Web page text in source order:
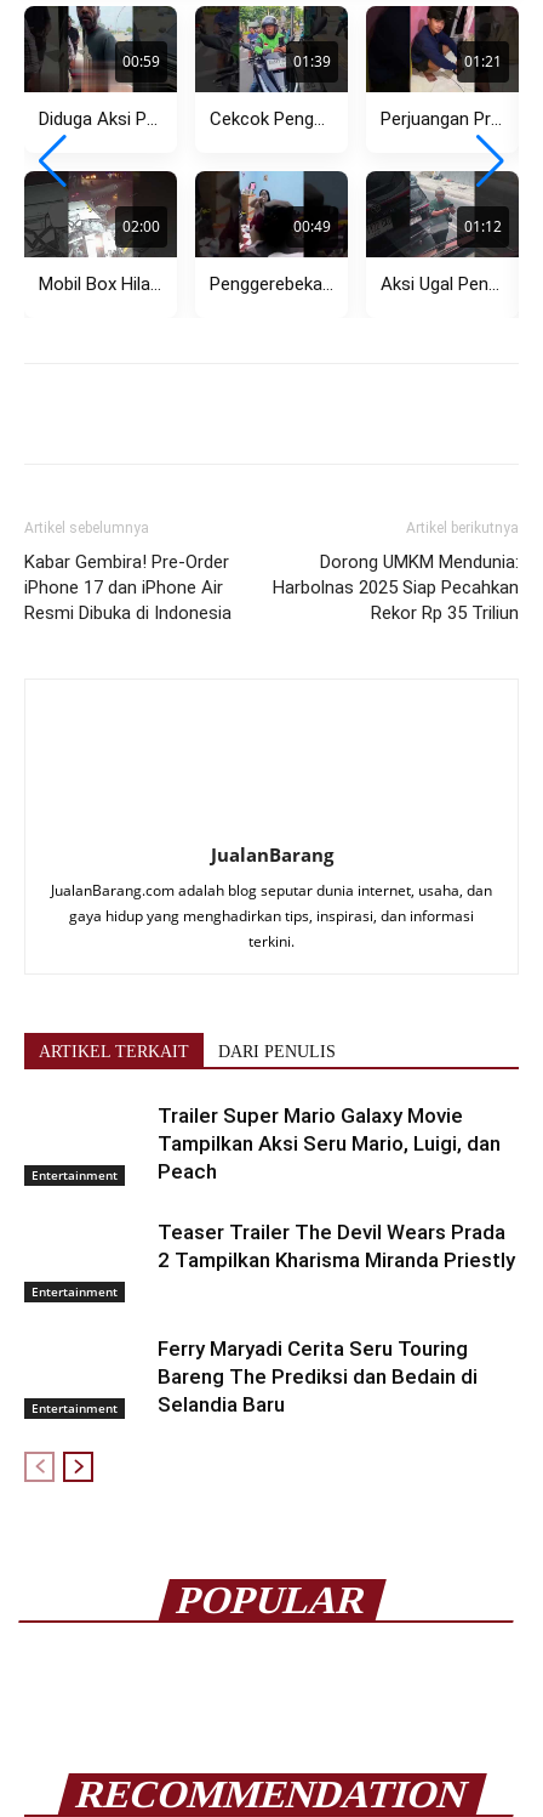
00:59
Diduga Aksi Premanisme Debt Collector di Pasar Kemis Kembali Viral,...
01:39
Cekcok Pengendara Motor dan Ojol di Menteng, Dipicu Aksi Lawan...
01:21
Perjuangan Pria Tempuh Jarak Jauh Berujung Pilu, Pergoki Pacar dengan...
02:00
Mobil Box Hilang Kendali di Tikungan Setiabudi Bandung, Tabrak Pagar...
00:49
Penggerebekan Dugaan Perselingkuhan di Rembang Viral, Pasangan Diamankan Polisi
01:12
Aksi Ugal Pengemudi Avanza di Kemang Hadang Bus TransJakarta, Sempat...
Artikel sebelumnya
Kabar Gembira! Pre-Order
iPhone 17 dan iPhone Air
Resmi Dibuka di Indonesia
Artikel berikutnya
Dorong UMKM Mendunia:
Harbolnas 2025 Siap Pecahkan
Rekor Rp 35 Triliun
JualanBarang
JualanBarang.com adalah blog seputar dunia internet, usaha, dan
gaya hidup yang menghadirkan tips, inspirasi, dan informasi
terkini.
ARTIKEL TERKAIT DARI PENULIS
Entertainment
Trailer Super Mario Galaxy Movie
Tampilkan Aksi Seru Mario, Luigi, dan
Peach
Entertainment
Teaser Trailer The Devil Wears Prada
2 Tampilkan Kharisma Miranda Priestly
Entertainment
Ferry Maryadi Cerita Seru Touring
Bareng The Prediksi dan Bedain di
Selandia Baru
POPULAR
RECOMMENDATION